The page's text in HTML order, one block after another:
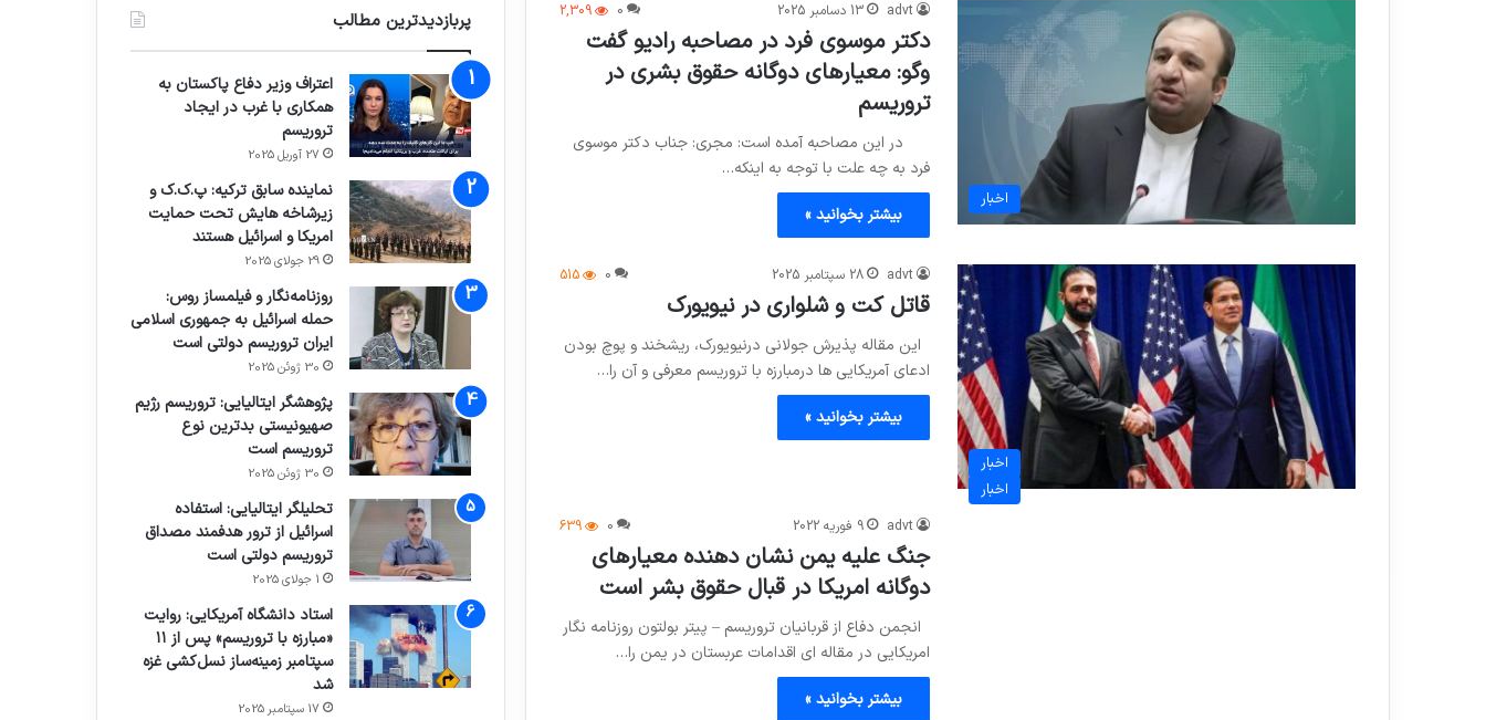
اخبار
advt 13 دسامبر 2025 0
2,309
دکتر موسوی فرد در مصاحبه رادیو گفت
وگو: معیارهای دوگانه حقوق بشری در
تروریسم
در این مصاحبه آمده است: مجری: جناب دکتر موسوی
فرد به چه علت با توجه به اینکه…
بیشتر بخوانید »
اخبار
advt 28 سپتامبر 2025 0
515
قاتل کت و شلواری در نیویورک
این مقاله پذیرش جولانی درنیویورک، ریشخند و پوچ بودن
ادعای آمریکایی ها درمبارزه با تروریسم معرفی و آن را…
بیشتر بخوانید »
اخبار
advt 9 فوریه 2022 0
639
جنگ علیه یمن نشان دهنده معیارهای
دوگانه امریکا در قبال حقوق بشر است
انجمن دفاع از قربانیان تروریسم – پیتر بولتون روزنامه نگار
امریکایی در مقاله ای اقدامات عربستان در یمن را…
بیشتر بخوانید »
پربازدیدترین مطالب
اعتراف وزیر دفاع پاکستان به
همکاری با غرب در ایجاد
تروریسم
27 آوریل 2025
نماینده سابق ترکیه: پ.ک.ک و
زیرشاخه هایش تحت حمایت
امریکا و اسرائیل هستند
29 جولای 2025
روزنامه‌نگار و فیلمساز روس:
حمله اسرائیل به جمهوری اسلامی
ایران تروریسم دولتی است
30 ژوئن 2025
پژوهشگر ایتالیایی: تروریسم رژیم
صهیونیستی بدترین نوع
تروریسم است
30 ژوئن 2025
تحلیلگر ایتالیایی: استفاده
اسرائیل از ترور هدفمند مصداق
تروریسم دولتی است
1 جولای 2025
استاد دانشگاه آمریکایی: روایت
«مبارزه با تروریسم» پس از ۱۱
سپتامبر زمینه‌ساز نسل‌کشی غزه
شد
17 سپتامبر 2025